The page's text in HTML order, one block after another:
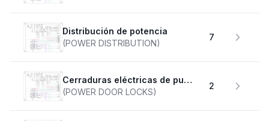
Distribución de potencia
(POWER DISTRIBUTION)
7
Cerraduras eléctricas de puertas
(POWER DOOR LOCKS)
2